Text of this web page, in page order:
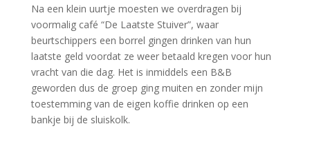
Na een klein uurtje moesten we overdragen bij
voormalig café “De Laatste Stuiver”, waar
beurtschippers een borrel gingen drinken van hun
laatste geld voordat ze weer betaald kregen voor hun
vracht van die dag. Het is inmiddels een B&B
geworden dus de groep ging muiten en zonder mijn
toestemming van de eigen koffie drinken op een
bankje bij de sluiskolk.